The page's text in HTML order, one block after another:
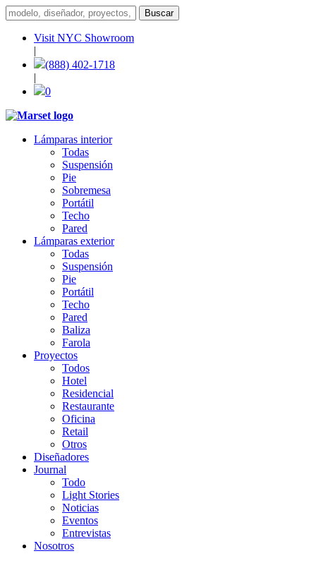
Visit NYC Showroom
|
(888) 402-1718
|
0
Lámparas interior
Todas
Suspensión
Pie
Sobremesa
Portátil
Techo
Pared
Lámparas exterior
Todas
Suspensión
Pie
Portátil
Techo
Pared
Baliza
Farola
Proyectos
Todos
Hotel
Residencial
Restaurante
Oficina
Retail
Otros
Diseñadores
Journal
Todo
Light Stories
Noticias
Eventos
Entrevistas
Nosotros